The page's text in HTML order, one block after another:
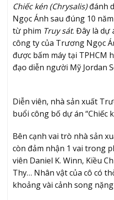
Chiếc kén (Chrysalis)đánh
Ngọc Ánh sau đúng 10
từ phim Truy sát. Đây là dự
công ty của Trương Ngọc
được bấm máy tại TPHCM
đạo diễn người Mỹ Jordan
Diễn viên, nhà sản xuất
buổi công bố dự án “Chiếc
Bên cạnh vai trò nhà sản
còn đảm nhận 1 vai trong
viên Daniel K. Winn, Kiều
Thy… Nhân vật của cô có
khoảng vài cảnh song